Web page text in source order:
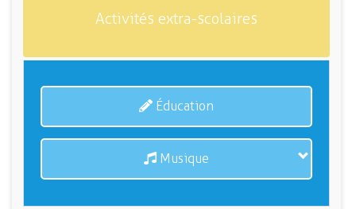
Activités extra-scolaires
Éducation
Musique